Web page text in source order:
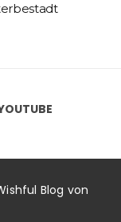
Blog von